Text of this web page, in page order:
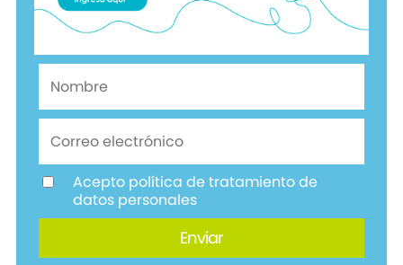
Acepto política de tratamiento de
datos personales